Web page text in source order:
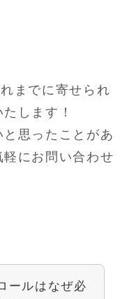
までに寄せられ
します！
思ったことがあ
軽にお問い合わせ
ールはなぜ必